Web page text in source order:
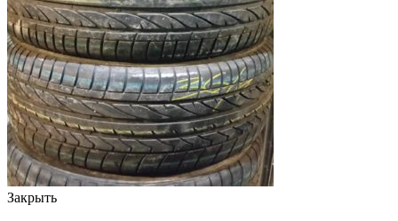
Закрыть